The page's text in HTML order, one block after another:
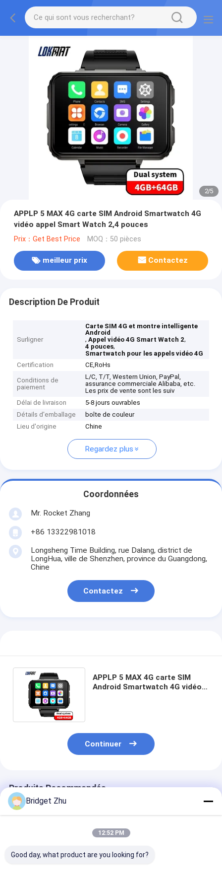
2/5
APPLP 5 MAX 4G carte SIM Android Smartwatch 4G
vidéo appel Smart Watch 2,4 pouces
Prix：Get Best Price MOQ：50 pièces
meilleur prix Contactez
Description De Produit
Surligner
Carte SIM 4G et montre intelligente
Android
,Appel vidéo 4G Smart Watch 2,
4 pouces,
Smartwatch pour les appels vidéo 4G
Certification
CE,RoHs
Conditions de
paiement
L/C, T/T, Western Union, PayPal,
assurance commerciale Alibaba, etc.
Les prix de vente sont les suiv
Délai de livraison
5-8 jours ouvrables
Détails d'emballage
boîte de couleur
Lieu d'origine
Chine
Regardez plus
Coordonnées
Mr. Rocket Zhang
+86 13322981018
Longsheng Time Building, rue Dalang, district de
LongHua, ville de Shenzhen, province du Guangdong,
Chine
Contactez
APPLP 5 MAX 4G carte SIM
Android Smartwatch 4G vidéo
Continuer
Produits Recommandés
Bridget Zhu
12:52 PM
Good day, what product are you looking for?